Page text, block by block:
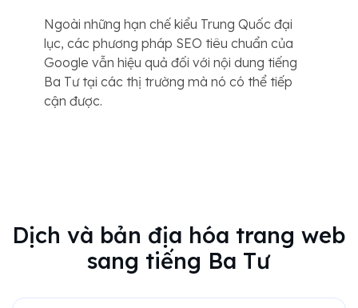
Ngoài những hạn chế kiểu Trung Quốc đại
lục, các phương pháp SEO tiêu chuẩn của
Google vẫn hiệu quả đối với nội dung tiếng
Ba Tư tại các thị trường mà nó có thể tiếp
cận được.
Dịch và bản địa hóa trang web
sang tiếng Ba Tư